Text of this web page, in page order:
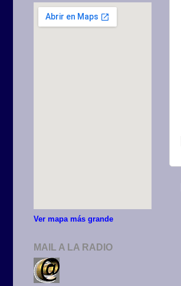
Ver mapa más grande
MAIL A LA RADIO